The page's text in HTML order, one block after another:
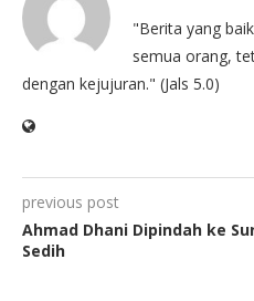
"Berita yang
semua orang,
dengan kejujuran." (Jals 5.0)
previous post
Ahmad Dhani Dipindah ke
Sedih